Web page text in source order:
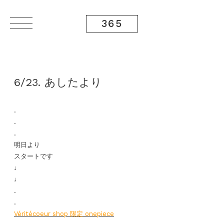
365
6/23. あしたより
.
.
.
明日より
スタートです
♩
♩
.
.
Véritécoeur shop 限定 onepiece